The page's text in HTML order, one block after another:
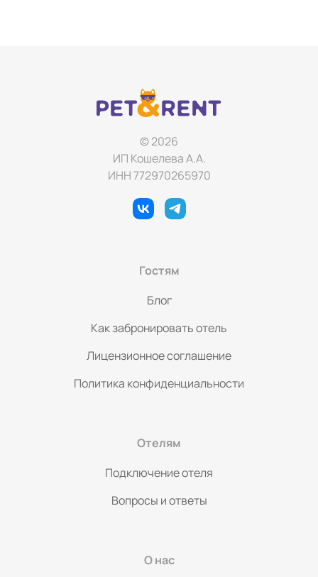
© 2026
ИП Кошелева А.А.
ИНН 772970265970
Гостям
Блог
Как забронировать отель
Лицензионное соглашение
Политика конфиденциальности
Отелям
Подключение отеля
Вопросы и ответы
О нас